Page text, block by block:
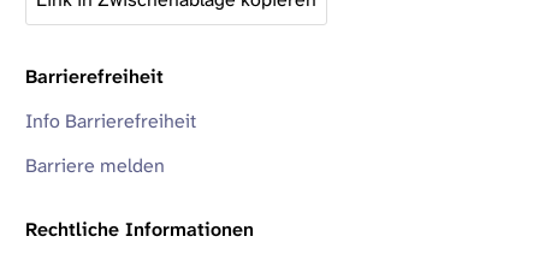
Barrierefreiheit
Info Barrierefreiheit
Barriere melden
Rechtliche Informationen